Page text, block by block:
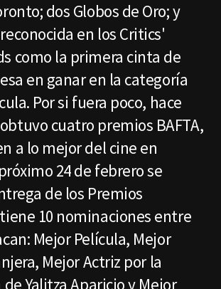
dos Globos de Oro; y
en los Critics'
como la primera cinta de
en ganar en la categoría
Por si fuera poco, hace
cuatro premios BAFTA,
a lo mejor del cine en
24 de febrero se
de los Premios
10 nominaciones entre
Mejor Película, Mejor
Mejor Actriz por la
Yalitza Aparicio y Mejor